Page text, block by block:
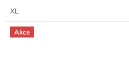
XL
Akce